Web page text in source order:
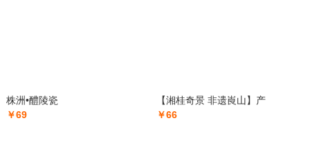
株洲•醴陵瓷
￥69
【湘桂奇景 非遗崀山】产
￥66